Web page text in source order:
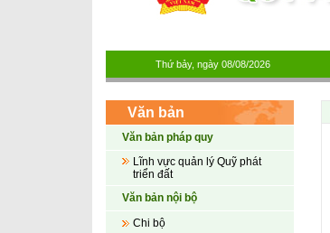
Thứ bảy, ngày 08/08/2026
Văn bản
Văn bản pháp quy
Lĩnh vực quản lý Quỹ phát
triển đất
Văn bản nội bộ
Chi bộ